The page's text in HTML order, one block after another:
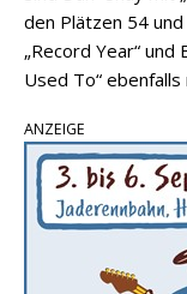
den Plätzen 54
„Record Year“
Used To“
ANZEIGE